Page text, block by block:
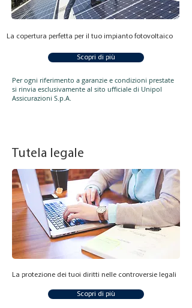
La copertura perfetta per il tuo impianto fotovoltaico
Scopri di più
Per ogni riferimento a garanzie e condizioni prestate
si rinvia esclusivamente al sito ufficiale di Unipol
Assicurazioni S.p.A.
Tutela legale
La protezione dei tuoi diritti nelle controversie legali
Scopri di più